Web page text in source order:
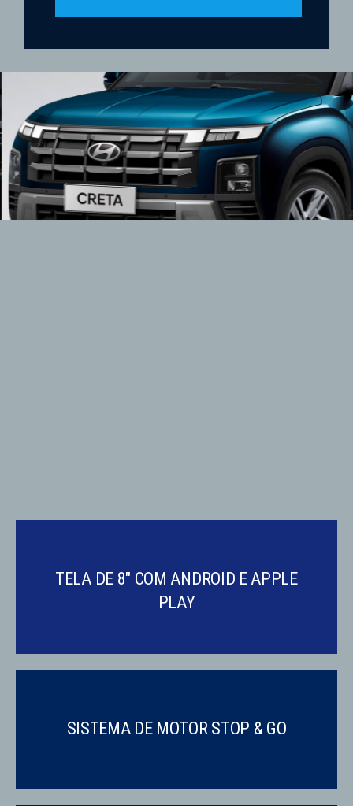
TELA DE 8" COM ANDROID E APPLE
PLAY
SISTEMA DE MOTOR STOP & GO